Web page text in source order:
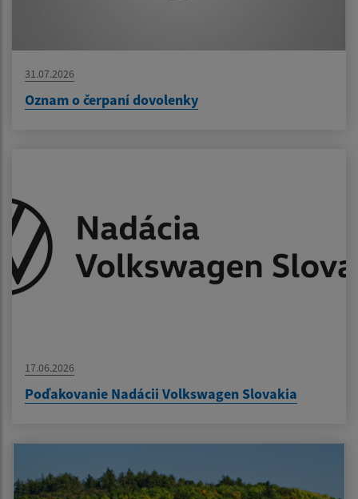
31.07.2026
Oznam o čerpaní dovolenky
17.06.2026
Poďakovanie Nadácii Volkswagen Slovakia